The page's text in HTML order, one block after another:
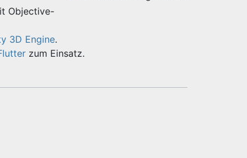
Objective-
3D Engine.
zum Einsatz.